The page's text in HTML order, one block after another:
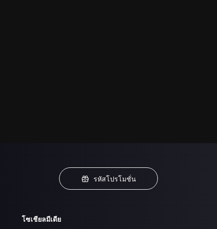
รหัสโปรโมชั่น
โซเชียลมีเดีย